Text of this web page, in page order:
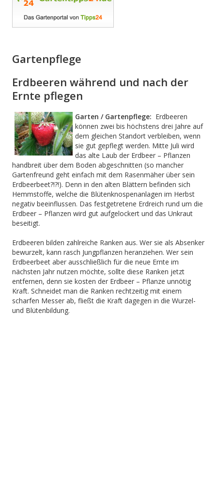
Gartenpflege
Erdbeeren während und nach der
Ernte pflegen
Garten / Gartenpflege: Erdbeeren
können zwei bis höchstens drei Jahre auf
dem gleichen Standort verbleiben, wenn
sie gut gepflegt werden. Mitte Juli wird
das alte Laub der Erdbeer – Pflanzen
handbreit über dem Boden abgeschnitten (so mancher
Gartenfreund geht einfach mit dem Rasenmäher über sein
Erdbeerbeet?!?!). Denn in den alten Blättern befinden sich
Hemmstoffe, welche die Blütenknospenanlagen im Herbst
negativ beeinflussen. Das festgetretene Erdreich rund um die
Erdbeer – Pflanzen wird gut aufgelockert und das Unkraut
beseitigt.
Erdbeeren bilden zahlreiche Ranken aus. Wer sie als Absenker
bewurzelt, kann rasch Jungpflanzen heranziehen. Wer sein
Erdbeerbeet aber ausschließlich für die neue Ernte im
nächsten Jahr nutzen möchte, sollte diese Ranken jetzt
entfernen, denn sie kosten der Erdbeer – Pflanze unnötig
Kraft. Schneidet man die Ranken rechtzeitig mit einem
scharfen Messer ab, fließt die Kraft dagegen in die Wurzel-
und Blütenbildung.